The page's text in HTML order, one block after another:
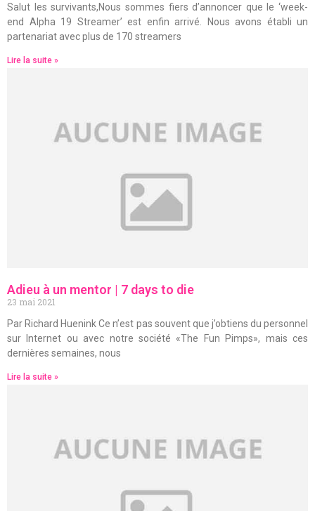
Salut les survivants,Nous sommes fiers d’annoncer que le ‘week-
end Alpha 19 Streamer’ est enfin arrivé. Nous avons établi un
partenariat avec plus de 170 streamers
Lire la suite »
Adieu à un mentor | 7 days to die
23 mai 2021
Par Richard Huenink Ce n’est pas souvent que j’obtiens du personnel
sur Internet ou avec notre société «The Fun Pimps», mais ces
dernières semaines, nous
Lire la suite »